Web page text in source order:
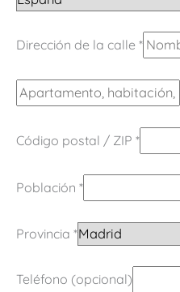
Dirección de la calle *
Código postal / ZIP *
Población *
Provincia *
Teléfono (opcional)